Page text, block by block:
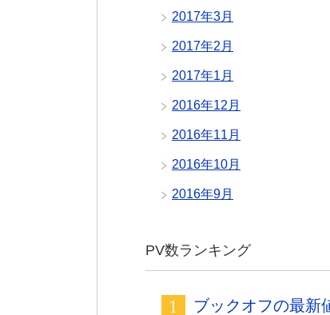
2017年3月
2017年2月
2017年1月
2016年12月
2016年11月
2016年10月
2016年9月
PV数ランキング
ブックオフの最新